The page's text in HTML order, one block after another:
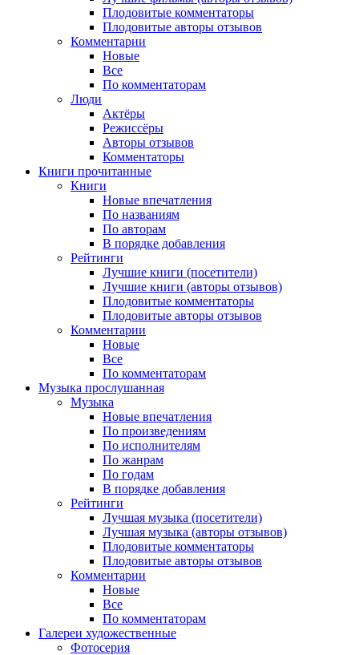
Плодовитые комментаторы
Плодовитые авторы отзывов
Комментарии
Новые
Все
По комментаторам
Люди
Актёры
Режиссёры
Авторы отзывов
Комментаторы
Книги прочитанные
Книги
Новые впечатления
По названиям
По авторам
В порядке добавления
Рейтинги
Лучшие книги (посетители)
Лучшие книги (авторы отзывов)
Плодовитые комментаторы
Плодовитые авторы отзывов
Комментарии
Новые
Все
По комментаторам
Музыка прослушанная
Музыка
Новые впечатления
По произведениям
По исполнителям
По жанрам
По годам
В порядке добавления
Рейтинги
Лучшая музыка (посетители)
Лучшая музыка (авторы отзывов)
Плодовитые комментаторы
Плодовитые авторы отзывов
Комментарии
Новые
Все
По комментаторам
Галереи художественные
Фотосерия